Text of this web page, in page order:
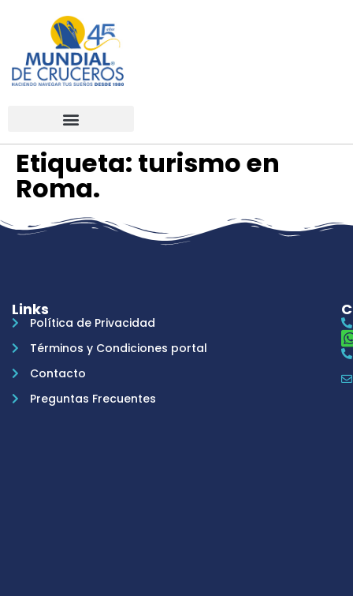
Etiqueta: turismo en
Roma.
Links
Política de Privacidad
Términos y Condiciones portal
Contacto
Preguntas Frecuentes